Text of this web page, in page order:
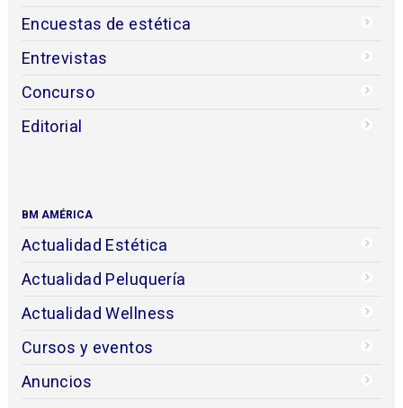
Encuestas de estética
Entrevistas
Concurso
Editorial
BM AMÉRICA
Actualidad Estética
Actualidad Peluquería
Actualidad Wellness
Cursos y eventos
Anuncios